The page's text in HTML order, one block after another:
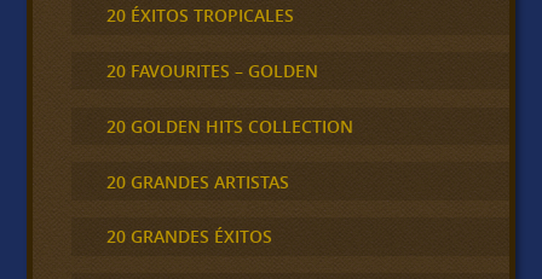
20 ÉXITOS TROPICALES
20 FAVOURITES – GOLDEN
20 GOLDEN HITS COLLECTION
20 GRANDES ARTISTAS
20 GRANDES ÉXITOS